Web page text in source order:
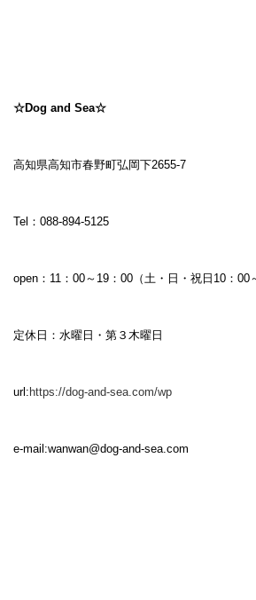
☆Dog and Sea☆
高知県高知市春野町弘岡下2655-7
Tel：088-894-5125
open：11：00～19：00（土・日・祝日10：00
定休日：水曜日・第３木曜日
url: https://dog-and-sea.com/wp
e-mail:wanwan@dog-and-sea.com